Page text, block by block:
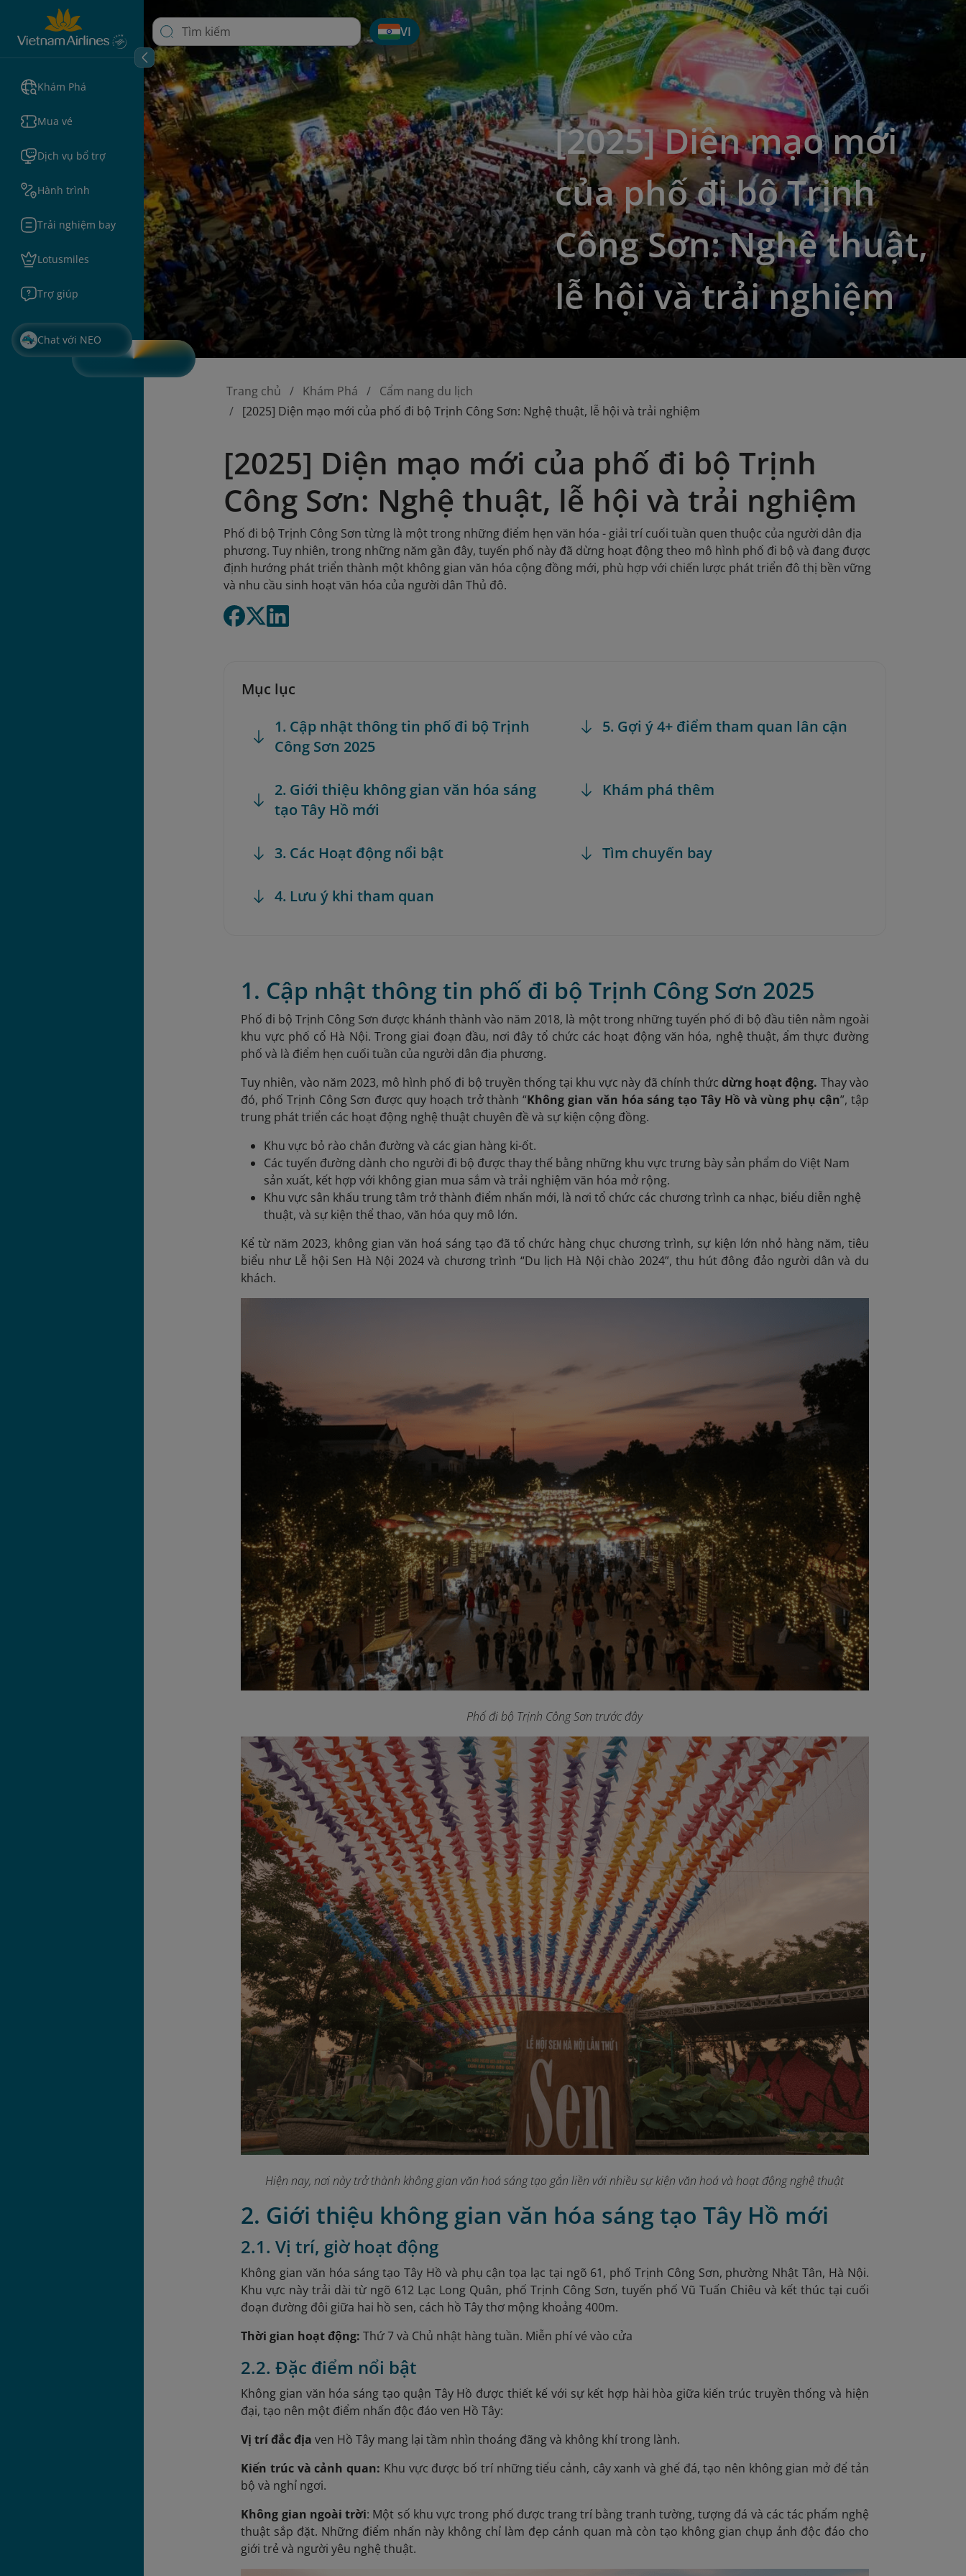
Khám Phá
Mua vé
Dịch vụ bổ trợ
Hành trình
Trải nghiệm bay
Lotusmiles
Trợ giúp
Chat với NEO
VI
[2025] Diện mạo mới
của phố đi bộ Trịnh
Công Sơn: Nghệ thuật,
lễ hội và trải nghiệm
Trang chủ Khám Phá
Cẩm nang du lịch
[2025] Diện mạo mới của phố đi bộ Trịnh Công Sơn: Nghệ thuật, lễ hội và trải nghiệm
[2025] Diện mạo mới của phố đi bộ Trịnh
Công Sơn: Nghệ thuật, lễ hội và trải nghiệm
Phố đi bộ Trịnh Công Sơn từng là một trong những điểm hẹn văn hóa - giải trí cuối tuần quen thuộc của người dân địa
phương. Tuy nhiên, trong những năm gần đây, tuyến phố này đã dừng hoạt động theo mô hình phố đi bộ và đang được
định hướng phát triển thành một không gian văn hóa cộng đồng mới, phù hợp với chiến lược phát triển đô thị bền vững
và nhu cầu sinh hoạt văn hóa của người dân Thủ đô.
Mục lục
1. Cập nhật thông tin phố đi bộ Trịnh
Công Sơn 2025
2. Giới thiệu không gian văn hóa sáng
tạo Tây Hồ mới
3. Các Hoạt động nổi bật
4. Lưu ý khi tham quan
5. Gợi ý 4+ điểm tham quan lân cận
Khám phá thêm
Tìm chuyến bay
1. Cập nhật thông tin phố đi bộ Trịnh Công Sơn 2025
Phố đi bộ Trịnh Công Sơn được khánh thành vào năm 2018, là một trong những tuyến phố đi bộ đầu tiên nằm ngoài
khu vực phố cổ Hà Nội. Trong giai đoạn đầu, nơi đây tổ chức các hoạt động văn hóa, nghệ thuật, ẩm thực đường
phố và là điểm hẹn cuối tuần của người dân địa phương.
Tuy nhiên, vào năm 2023, mô hình phố đi bộ truyền thống tại khu vực này đã chính thứcdừng hoạt động. Thay vào
đó, phố Trịnh Công Sơn được quy hoạch trở thành “Không gian văn hóa sáng tạo Tây Hồ và vùng phụ cận”, tập
trung phát triển các hoạt động nghệ thuật chuyên đề và sự kiện cộng đồng.
Khu vực bỏ rào chắn đường và các gian hàng ki-ốt.
Các tuyến đường dành cho người đi bộ được thay thế bằng những khu vực trưng bày sản phẩm do Việt Nam
sản xuất, kết hợp với không gian mua sắm và trải nghiệm văn hóa mở rộng.
Khu vực sân khấu trung tâm trở thành điểm nhấn mới, là nơi tổ chức các chương trình ca nhạc, biểu diễn nghệ
thuật, và sự kiện thể thao, văn hóa quy mô lớn.
Kể từ năm 2023, không gian văn hoá sáng tạo đã tổ chức hàng chục chương trình, sự kiện lớn nhỏ hàng năm, tiêu
biểu như Lễ hội Sen Hà Nội 2024 và chương trình “Du lịch Hà Nội chào 2024”, thu hút đông đảo người dân và du
khách.
Phố đi bộ Trịnh Công Sơn trước đây
Hiện nay, nơi này trở thành không gian văn hoá sáng tạo gắn liền với nhiều sự kiện văn hoá và hoạt động nghệ thuật
2. Giới thiệu không gian văn hóa sáng tạo Tây Hồ mới
2.1. Vị trí, giờ hoạt động
Không gian văn hóa sáng tạo Tây Hồ và phụ cận tọa lạc tại ngõ 61, phố Trịnh Công Sơn, phường Nhật Tân, Hà Nội.
Khu vực này trải dài từ ngõ 612 Lạc Long Quân, phố Trịnh Công Sơn, tuyến phố Vũ Tuấn Chiêu và kết thúc tại cuối
đoạn đường đôi giữa hai hồ sen, cách hồ Tây thơ mộng khoảng 400m.
Thời gian hoạt động:Thứ 7 và Chủ nhật hàng tuần. Miễn phí vé vào cửa
2.2. Đặc điểm nổi bật
Không gian văn hóa sáng tạo quận Tây Hồ được thiết kế với sự kết hợp hài hòa giữa kiến trúc truyền thống và hiện
đại, tạo nên một điểm nhấn độc đáo ven Hồ Tây:
Vị trí đắc địa ven Hồ Tây mang lại tầm nhìn thoáng đãng và không khí trong lành.
Kiến trúc và cảnh quan: Khu vực được bố trí những tiểu cảnh, cây xanh và ghế đá, tạo nên không gian mở để tản
bộ và nghỉ ngơi.
Không gian ngoài trời: Một số khu vực trong phố được trang trí bằng tranh tường, tượng đá và các tác phẩm nghệ
thuật sắp đặt. Những điểm nhấn này không chỉ làm đẹp cảnh quan mà còn tạo không gian chụp ảnh độc đáo cho
giới trẻ và người yêu nghệ thuật.